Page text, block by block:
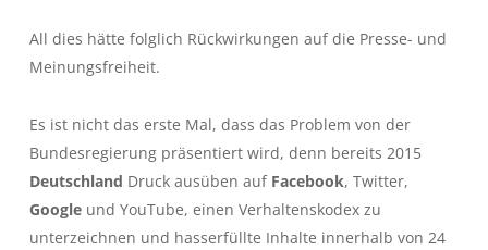
All dies hätte folglich Rückwirkungen auf die Presse- und
Meinungsfreiheit.
Es ist nicht das erste Mal, dass das Problem von der
Bundesregierung präsentiert wird, denn bereits 2015
Deutschland Druck ausüben auf Facebook, Twitter,
Googleund YouTube, einen Verhaltenskodex zu
unterzeichnen und hasserfüllte Inhalte innerhalb von 24